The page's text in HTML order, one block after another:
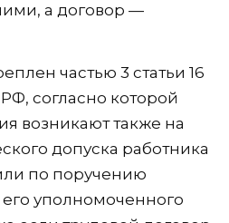
а договор —
частью 3 статьи 16
согласно которой
возникают также на
допуска работника
по поручению
уполномоченного